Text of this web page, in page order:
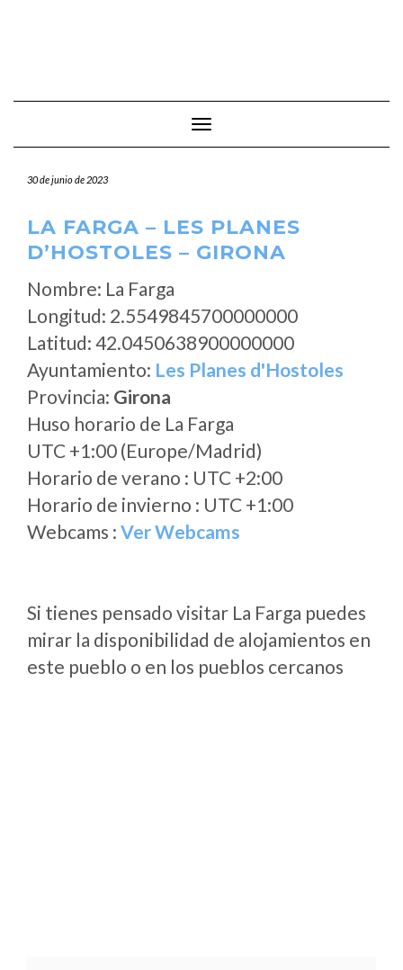
Cambiar modo de navegación
30 de junio de 2023
LA FARGA – LES PLANES
D’HOSTOLES – GIRONA
Nombre: La Farga
Longitud: 2.5549845700000000
Latitud: 42.0450638900000000
Ayuntamiento: Les Planes d'Hostoles
Provincia: Girona
Huso horario de La Farga
UTC +1:00 (Europe/Madrid)
Horario de verano : UTC +2:00
Horario de invierno : UTC +1:00
Webcams : Ver Webcams
Si tienes pensado visitar La Farga puedes
mirar la disponibilidad de alojamientos en
este pueblo o en los pueblos cercanos